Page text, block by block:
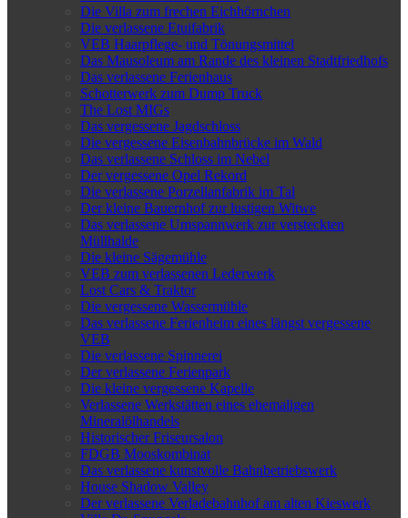
Die Villa zum frechen Eichhörnchen
Die verlassene Etuifabrik
VEB Haarpflege- und Tönungsmittel
Das Mausoleum am Rande des kleinen Stadtfriedhofs
Das verlassene Ferienhaus
Schotterwerk zum Dump Truck
The Lost MIGs
Das vergessene Jagdschloss
Die vergessene Eisenbahnbrücke im Wald
Das verlassene Schloss im Nebel
Der vergessene Opel Rekord
Die verlassene Porzellanfabrik im Tal
Der kleine Bauernhof zur lustigen Witwe
Das verlassene Umspannwerk zur versteckten
Müllhalde
Die kleine Sägemühle
VEB zum verlassenen Lederwerk
Lost Cars & Traktor
Die vergessene Wassermühle
Das verlassene Ferienheim eines längst vergessene
VEB
Die verlassene Spinnerei
Der verlassene Ferienpark
Die kleine vergessene Kapelle
Verlassene Werkstätten eines ehemaligen
Mineralölhandels
Historischer Friseursalon
FDGB Mooskombinat
Das verlassene kunstvolle Bahnbetriebswerk
House Shadow Valley
Der verlassene Verladebahnhof am alten Kieswerk